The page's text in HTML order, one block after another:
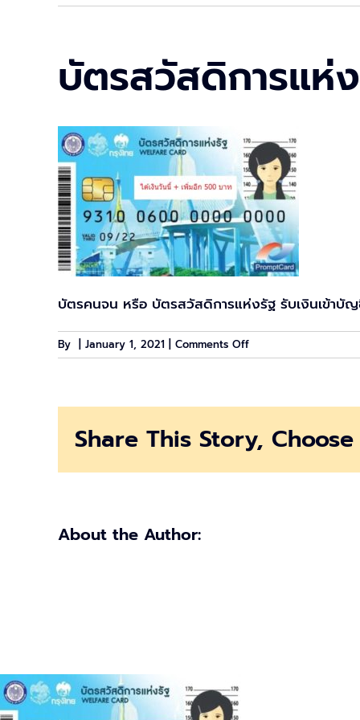
บัตรสวัสดิการแห่
บัตรคนจน หรือ บัตรสวัสดิการแห่งรัฐ รับเงินเข้าบั
By January 1, 2021 Comments Offon
บัตร
โอน
เงิน
Share This Story,
About the Author: